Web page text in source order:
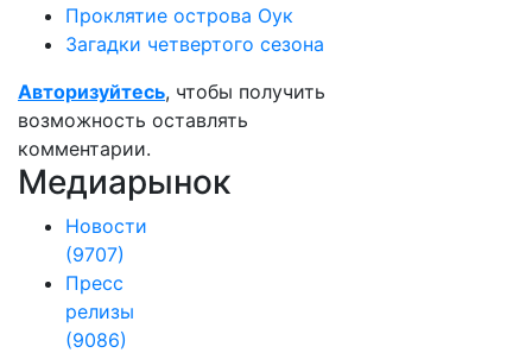
Проклятие острова Оук
Загадки четвертого сезона
Авторизуйтесь, чтобы получить
возможность оставлять
комментарии.
Медиарынок
Новости
(9707)
Пресс
релизы
(9086)